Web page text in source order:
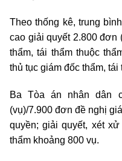
Theo thống kê, trung
cao giải quyết 2.800 đơn
thẩm, tái thẩm thuộc
thủ tục giám đốc thẩm,
Ba Tòa án nhân dân
(vụ)/7.900 đơn đề nghị
quyền; giải quyết, xét
thẩm khoảng 800 vụ.